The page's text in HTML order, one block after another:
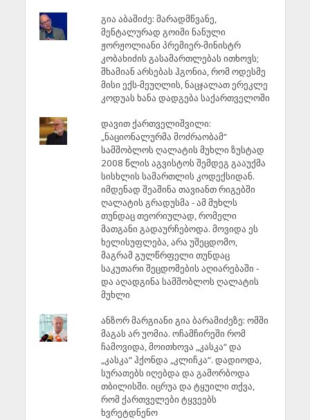
გია აბაშიძე: მარადმწვანე,
მენტალურად გოიმი ნანული
ჟორჟოლიანი პრემიერ-მინისტრ
კობახიძის გასამართლებას ითხოვს;
შხამიან არსებას ჰგონია, რომ ოდესმე
მისი ექს-მეუღლის, ნაცჯალათ ერეკლე
კოდუას ხანა დადგება საქართველოში
დავით ქართველიშვილი:
„ნაციონალურმა მოძრაობამ“
სამშობლოს ღალატის მუხლი ზუსტად
2008 წლის აგვისტოს შემდეგ გააუქმა
სისხლის სამართლის კოდექსიდან.
იმდენად შეაშინა თავიანთ რიგებში
ღალატის გრადუსმა - ამ მუხლს
თუნდაც თეორიულად, რომელი
მათგანი გადაურჩებოდა. მოვიდა ეს
ხელისუფლება, არა უშეცდომო,
მაგრამ გულწრფელი თუნდაც
საკუთარი შეცდომების აღიარებაში -
და აღადგინა სამშობლოს ღალატის
მუხლი
ანზორ მარგიანი გია ბარამიძეზე: ომში
მაგას არ უომია. ოჩამჩირეში რომ
ჩამოვიდა, მოითხოვა „კასკა“ და
„კასკა“ ჰქონდა „კლიჩკა“. დადიოდა,
სურათებს იღებდა და გამორბოდა
თბილისში. იცრუა და ტყუილი თქვა,
რომ ქართველები ტყვეებს
ხვრეტდნენო